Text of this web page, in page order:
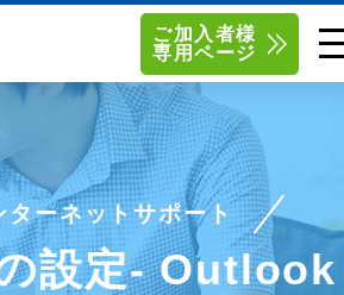
ー（米沢） 0238-24-2525
ー（福島） 0120-173-577
ター 0138-34-2525
ン
米沢) 南東北センター(福島)
ご加入者様
専用ページ
ターネットサポート
設定- Outlook